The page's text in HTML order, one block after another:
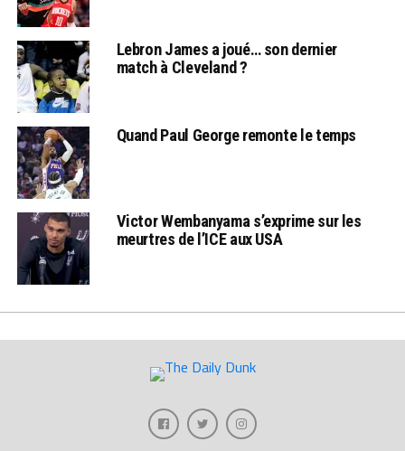
Lebron James a joué… son dernier
match à Cleveland ?
Quand Paul George remonte le temps
Victor Wembanyama s’exprime sur les
meurtres de l’ICE aux USA